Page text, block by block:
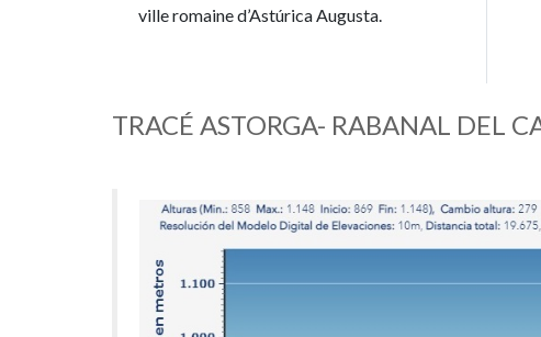
ville romaine d’Astúrica Augusta.
TRACÉ ASTORGA- RABANAL DEL